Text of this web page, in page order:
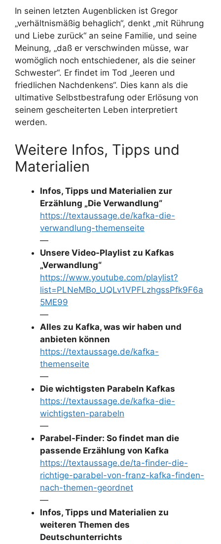
In seinen letzten Augenblicken ist Gregor
„verhältnismäßig behaglich“, denkt „mit Rührung
und Liebe zurück“ an seine Familie, und seine
Meinung, „daß er verschwinden müsse, war
womöglich noch entschiedener, als die seiner
Schwester“. Er findet im Tod „leeren und
friedlichen Nachdenkens“. Dies kann als die
ultimative Selbstbestrafung oder Erlösung von
seinem gescheiterten Leben interpretiert
werden.
Weitere Infos, Tipps und
Materialien
Infos, Tipps und Materialien zur
Erzählung „Die Verwandlung“
https://textaussage.de/kafka-die-
verwandlung-themenseite
—
Unsere Video-Playlist zu Kafkas
„Verwandlung“
https://www.youtube.com/playlist?
list=PLNeMBo_UQLv1VPFLzhgssPfk9F6a
5ME99
—
Alles zu Kafka, was wir haben und
anbieten können
https://textaussage.de/kafka-
themenseite
—
Die wichtigsten Parabeln Kafkas
https://textaussage.de/kafka-die-
wichtigsten-parabeln
—
Parabel-Finder: So findet man die
passende Erzählung von Kafka
https://textaussage.de/ta-finder-die-
richtige-parabel-von-franz-kafka-finden-
nach-themen-geordnet
—
Infos, Tipps und Materialien zu
weiteren Themen des
Deutschunterrichts